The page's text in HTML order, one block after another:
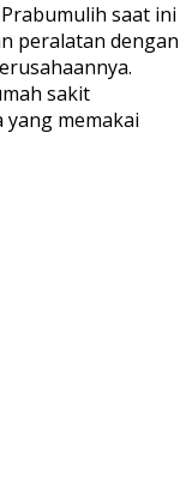
saat ini
peralatan dengan
sakit
memakai